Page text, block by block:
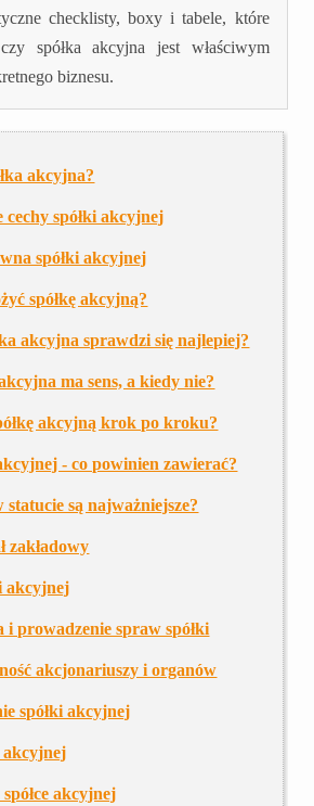
checklisty, boxy i tabele, które
spółka akcyjna jest właściwym
biznesu.
akcyjna?
cechy spółki akcyjnej
spółki akcyjnej
spółkę akcyjną?
akcyjna sprawdzi się najlepiej?
ma sens, a kiedy nie?
akcyjną krok po kroku?
- co powinien zawierać?
statucie są najważniejsze?
zakładowy
akcyjnej
i prowadzenie spraw spółki
akcjonariuszy i organów
spółki akcyjnej
akcyjnej
akcyjnej